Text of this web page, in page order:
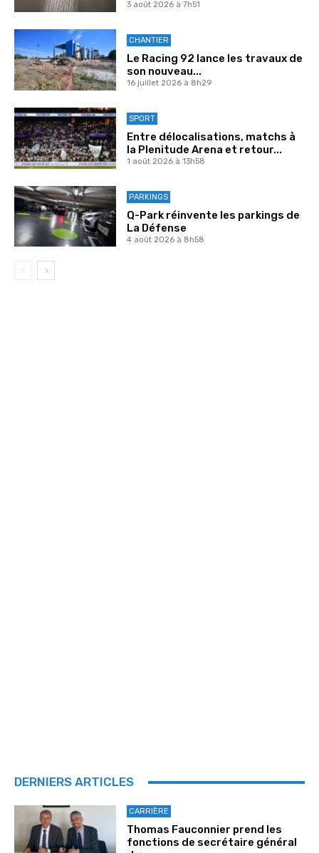
3 août 2026 à 7h51
CHANTIER
Le Racing 92 lance les travaux de
son nouveau...
16 juillet 2026 à 8h29
SPORT
Entre délocalisations, matchs à
la Plenitude Arena et retour...
1 août 2026 à 13h58
PARKINGS
Q-Park réinvente les parkings de
La Défense
4 août 2026 à 8h58
DERNIERS ARTICLES
CARRIÈRE
Thomas Fauconnier prend les
fonctions de secrétaire général